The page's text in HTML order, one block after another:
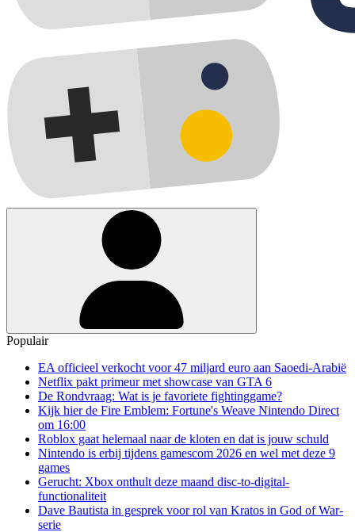
Populair
EA officieel verkocht voor 47 miljard euro aan Saoedi-Arabië
Netflix pakt primeur met showcase van GTA 6
De Rondvraag: Wat is je favoriete fightinggame?
Kijk hier de Fire Emblem: Fortune's Weave Nintendo Direct
om 16:00
Roblox gaat helemaal naar de kloten en dat is jouw schuld
Nintendo is erbij tijdens gamescom 2026 en wel met deze 9
games
Gerucht: Xbox onthult deze maand disc-to-digital-
functionaliteit
Dave Bautista in gesprek voor rol van Kratos in God of War-
serie